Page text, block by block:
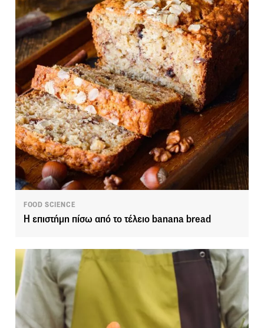
FOOD SCIENCE
Η επιστήμη πίσω από το τέλειο banana bread